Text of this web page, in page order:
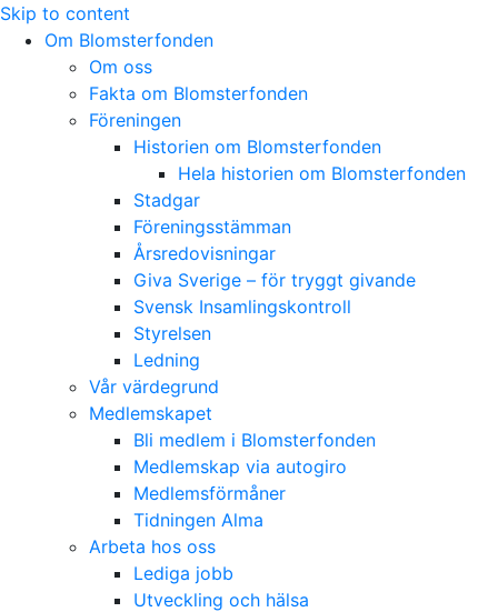
Skip to content
Om Blomsterfonden
Om oss
Fakta om Blomsterfonden
Föreningen
Historien om Blomsterfonden
Hela historien om Blomsterfonden
Stadgar
Föreningsstämman
Årsredovisningar
Giva Sverige – för tryggt givande
Svensk Insamlingskontroll
Styrelsen
Ledning
Vår värdegrund
Medlemskapet
Bli medlem i Blomsterfonden
Medlemskap via autogiro
Medlemsförmåner
Tidningen Alma
Arbeta hos oss
Lediga jobb
Utveckling och hälsa